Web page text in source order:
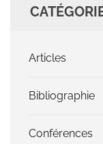
Articles
Bibliographie
Conférences